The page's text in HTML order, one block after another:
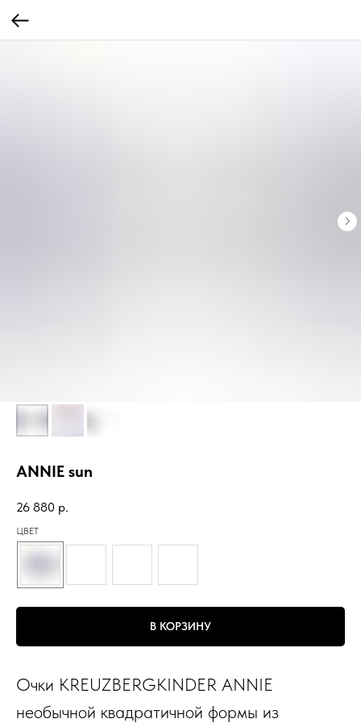
ANNIE sun
26 880 р.
ЦВЕТ
В КОРЗИНУ
Очки KREUZBERGKINDER ANNIE
необычной квадратичной формы из